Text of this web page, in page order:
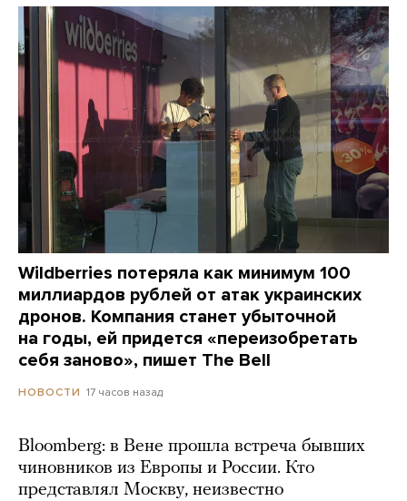
Wildberries потеряла как минимум 100
миллиардов рублей от атак украинских
дронов. Компания станет убыточной
на годы, ей придется «переизобретать
себя заново», пишет The Bell
НОВОСТИ 17 часов назад
Bloomberg: в Вене прошла встреча бывших
чиновников из Европы и России. Кто
представлял Москву, неизвестно